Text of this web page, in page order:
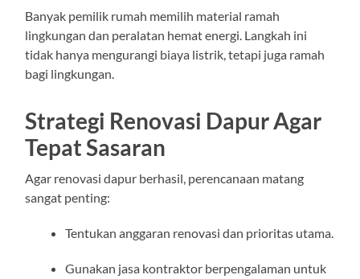
Banyak pemilik rumah memilih material ramah
lingkungan dan peralatan hemat energi. Langkah ini
tidak hanya mengurangi biaya listrik, tetapi juga ramah
bagi lingkungan.
Strategi Renovasi Dapur Agar
Tepat Sasaran
Agar renovasi dapur berhasil, perencanaan matang
sangat penting:
Tentukan anggaran renovasi dan prioritas utama.
Gunakan jasa kontraktor berpengalaman untuk